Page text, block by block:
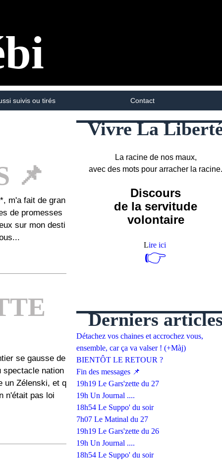
suivis ou tirés Contact
📌
m'a fait de gran
de promesses
sur mon desti
se gausse de
spectacle nation
un Zélenski, et q
n'était pas loi
Vivre La
La racine de nos maux,
avec des mots pour arracher la racine.
Discours
de la servitude
volontaire
Lire ici
👉
Derniers
Détachez vos chaines et accrochez vous,
ensemble, car ça va valser ! (+Màj)
BIENTÔT LE RETOUR ?
Fin des messages 📌
19h19 Le Gars'zette du 27
19h Un Journal ....
18h54 Le Suppo' du soir
7h07 Le Matinal du 27
19h19 Le Gars'zette du 26
19h Un Journal ....
18h54 Le Suppo' du soir